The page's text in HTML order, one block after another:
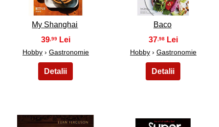
My Shanghai
39,99
Hobby› Gastronomie
Baco
37,98
Hobby› Gastronomie